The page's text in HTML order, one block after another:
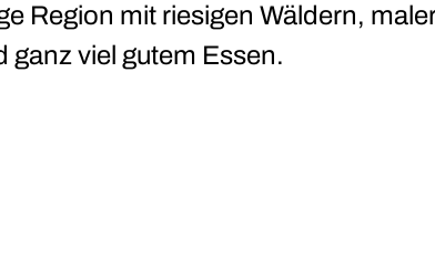
Region mit riesigen Wäldern,
ganz viel gutem Essen.